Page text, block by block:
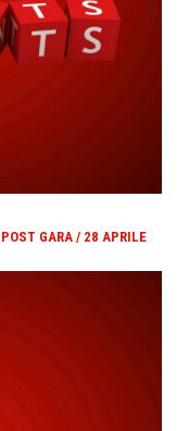
GARA / 28 APRILE